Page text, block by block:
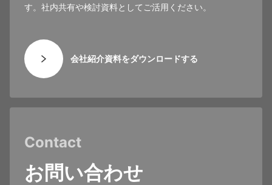
す。社内共有や検討資料としてご活用ください。
会社紹介資料をダウンロードする
Contact
お問い合わせ